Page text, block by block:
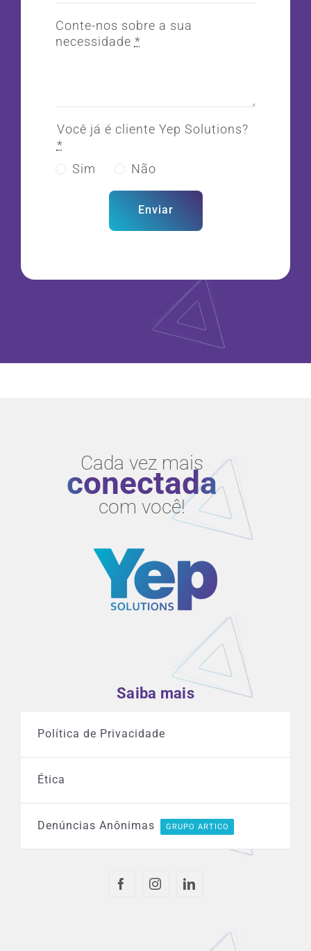
Conte-nos sobre a sua
necessidade *
Você já é cliente Yep Solutions?
*
Sim
Não
Enviar
Cada vez mais
conectada
com você!
Saiba mais
Política de Privacidade
Ética
Denúncias Anônimas GRUPO ARTICO